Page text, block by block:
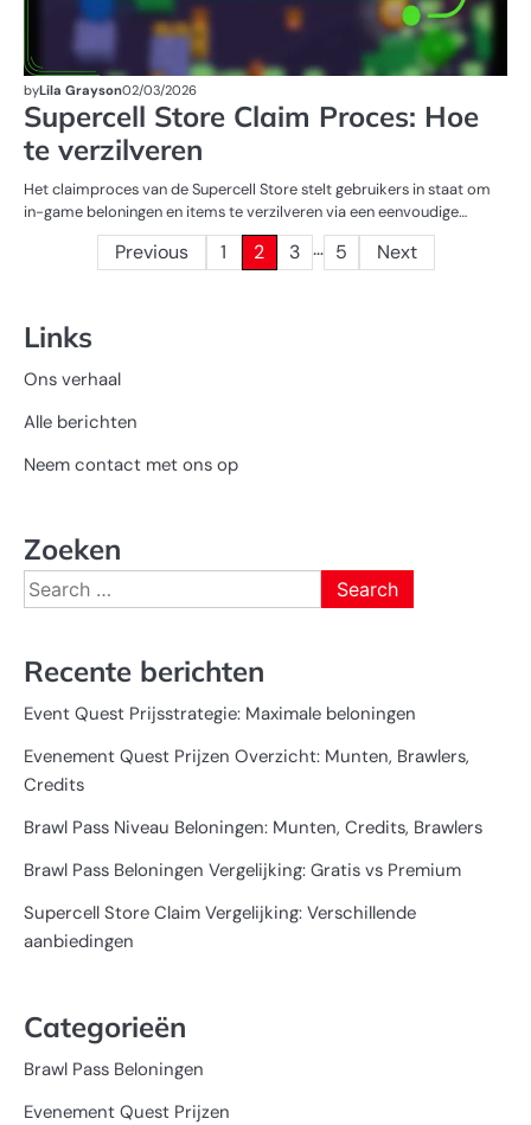
byLila Grayson02/03/2026
Supercell Store Claim Proces: Hoe
te verzilveren
Het claimproces van de Supercell Store stelt gebruikers in staat om
in-game beloningen en items te verzilveren via een eenvoudige…
Previous 1 2 3 … 5 Next
Links
Ons verhaal
Alle berichten
Neem contact met ons op
Zoeken
Search
for:
Recente berichten
Event Quest Prijsstrategie: Maximale beloningen
Evenement Quest Prijzen Overzicht: Munten, Brawlers,
Credits
Brawl Pass Niveau Beloningen: Munten, Credits, Brawlers
Brawl Pass Beloningen Vergelijking: Gratis vs Premium
Supercell Store Claim Vergelijking: Verschillende
aanbiedingen
Categorieën
Brawl Pass Beloningen
Evenement Quest Prijzen